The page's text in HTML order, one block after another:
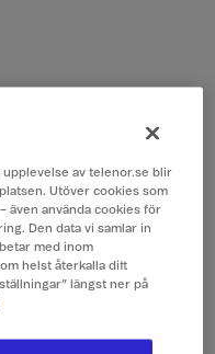
av telenor.se blir
Utöver cookies som
även använda cookies för
Den data vi samlar in
med inom
helst återkalla ditt
längst ner på